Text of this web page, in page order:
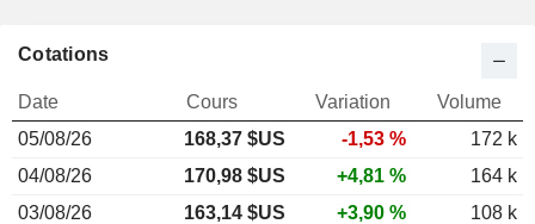
Cotations
Date Cours Variation
Volume
05/08/26
168,37 $US -1,53 %
172 k
04/08/26
170,98 $US +4,81 %
164 k
03/08/26
163,14 $US +3,90 %
108 k